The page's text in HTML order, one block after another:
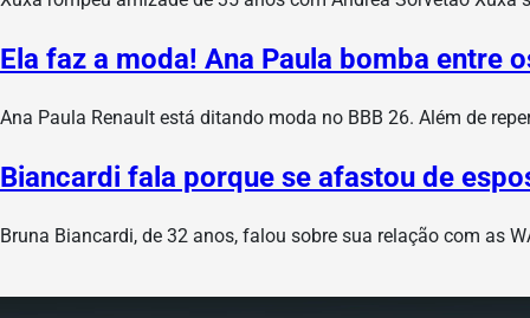
Ela faz a moda! Ana Paula bomba entre
Ana Paula Renault está ditando moda no BBB 26. Além de
Biancardi fala porque se afastou de
Bruna Biancardi, de 32 anos, falou sobre sua relação com as